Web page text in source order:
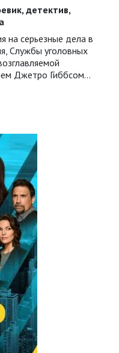
детектив,
на серьезные дела в
Службы уголовных
Джетро Гиббсом…